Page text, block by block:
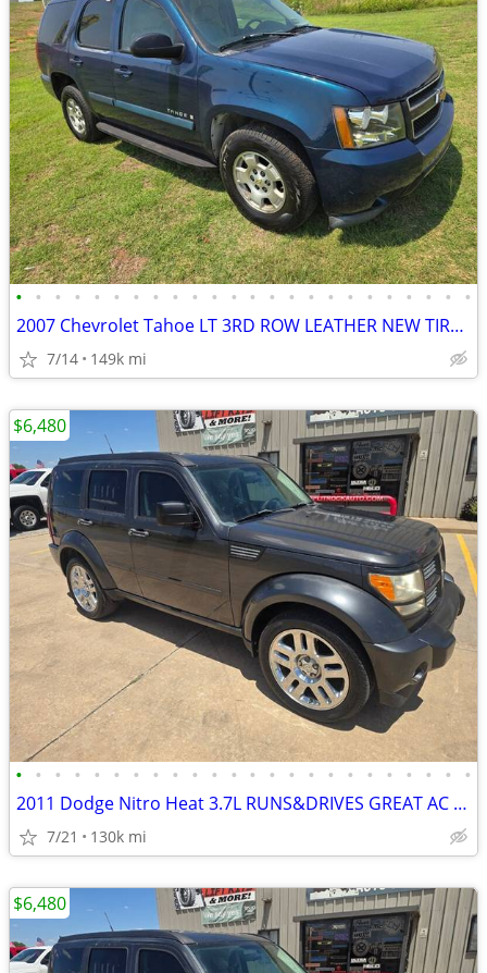
• • • • • • • • • • • • • • • • • • • • • • • •
2007 Chevrolet Tahoe LT 3RD ROW LEATHER NEW TIRES.RUNS&DRIVES GREAT!
7/14 149k mi
• • • • • • • • • • • • • • • • • • • • • • • •
2011 Dodge Nitro Heat 3.7L RUNS&DRIVES GREAT AC COLD GOOD TIRES
7/21 130k mi
$6,480
$6,480